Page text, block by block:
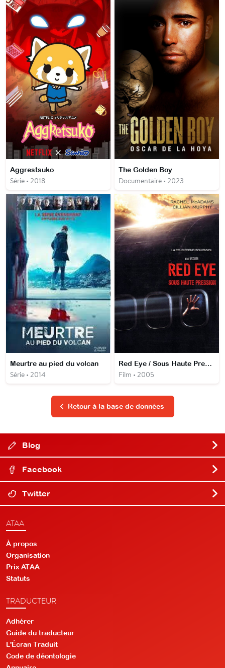
Aggrestsuko
Série • 2018
The Golden Boy
Documentaire • 2023
Meurtre au pied du volcan
Série • 2014
Red Eye / Sous Haute Pression
Film • 2005
Retour à la base de données
Blog
Facebook
Twitter
ATAA
À propos
Organisation
Prix ATAA
Statuts
TRADUCTEUR
Adhérer
Guide du traducteur
L'Écran Traduit
Code de déontologie